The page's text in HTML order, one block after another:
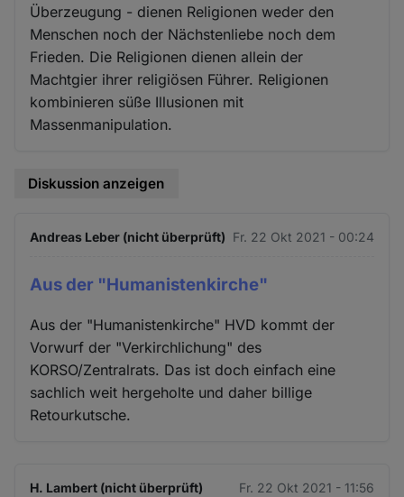
Überzeugung - dienen Religionen weder den
Menschen noch der Nächstenliebe noch dem
Frieden. Die Religionen dienen allein der
Machtgier ihrer religiösen Führer. Religionen
kombinieren süße Illusionen mit
Massenmanipulation.
Diskussion anzeigen
Andreas Leber (nicht überprüft) Fr. 22 Okt 2021 - 00:24
Aus der "Humanistenkirche"
Aus der "Humanistenkirche" HVD kommt der
Vorwurf der "Verkirchlichung" des
KORSO/Zentralrats. Das ist doch einfach eine
sachlich weit hergeholte und daher billige
Retourkutsche.
H. Lambert (nicht überprüft) Fr. 22 Okt 2021 - 11:56